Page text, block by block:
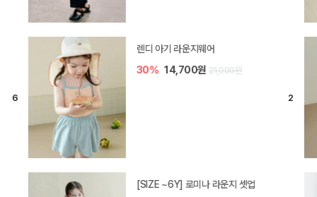
렌디 아기 라운지웨어
30% 14,700원 21,000원
[SIZE ~6Y] 로미나 라운지 셋업